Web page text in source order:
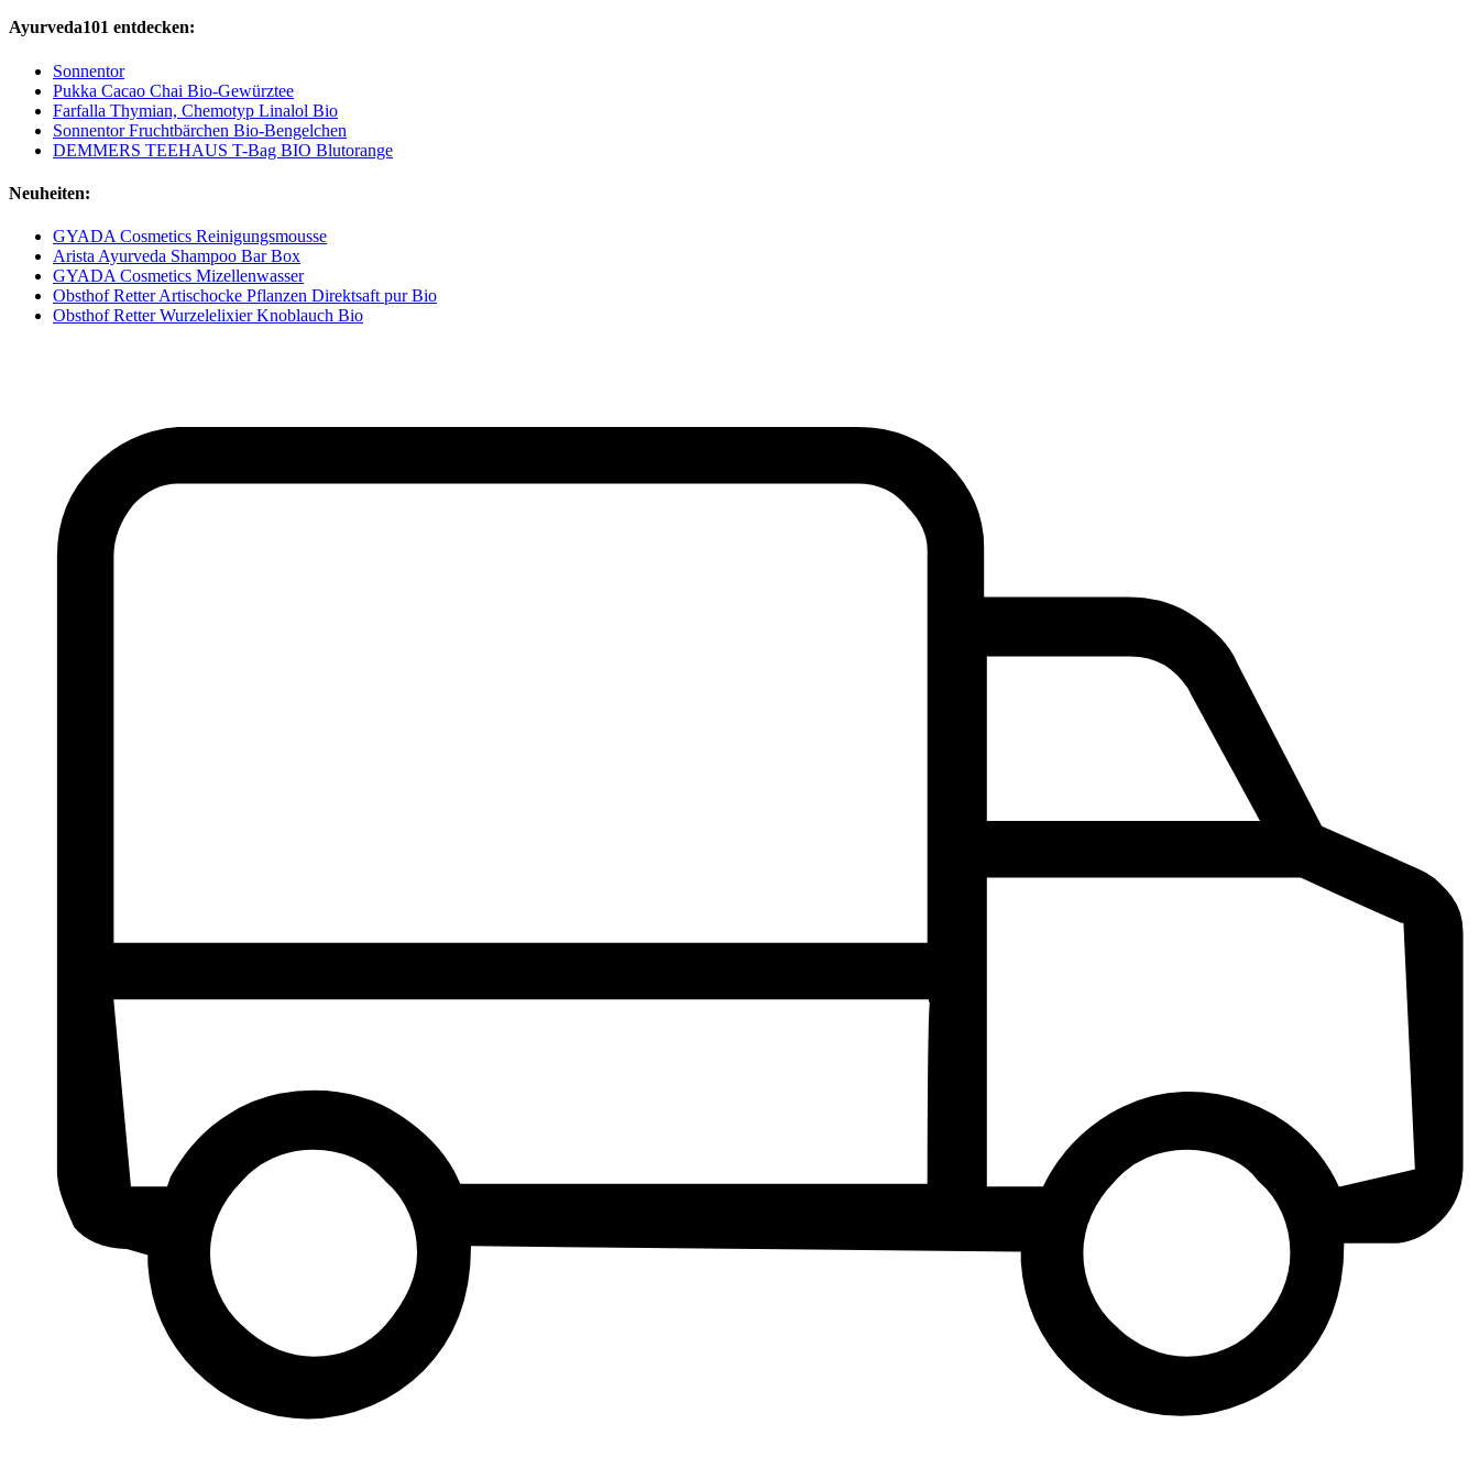
Ayurveda101 entdecken:
Sonnentor
Pukka Cacao Chai Bio-Gewürztee
Farfalla Thymian, Chemotyp Linalol Bio
Sonnentor Fruchtbärchen Bio-Bengelchen
DEMMERS TEEHAUS T-Bag BIO Blutorange
Neuheiten:
GYADA Cosmetics Reinigungsmousse
Arista Ayurveda Shampoo Bar Box
GYADA Cosmetics Mizellenwasser
Obsthof Retter Artischocke Pflanzen Direktsaft pur Bio
Obsthof Retter Wurzelelixier Knoblauch Bio